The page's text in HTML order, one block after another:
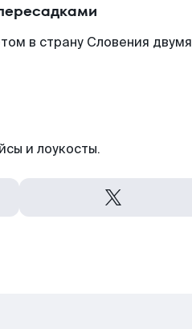
в страну Словения двумя
и лоукосты.